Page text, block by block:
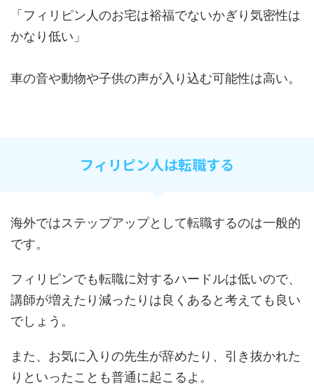
「フィリピン人のお宅は裕福でないかぎり気密性は
かなり低い」
車の音や動物や子供の声が入り込む可能性は高い。
フィリピン人は転職する
海外ではステップアップとして転職するのは一般的
です。
フィリピンでも転職に対するハードルは低いので、
講師が増えたり減ったりは良くあると考えても良い
でしょう。
また、お気に入りの先生が辞めたり、引き抜かれた
りといったことも普通に起こるよ。